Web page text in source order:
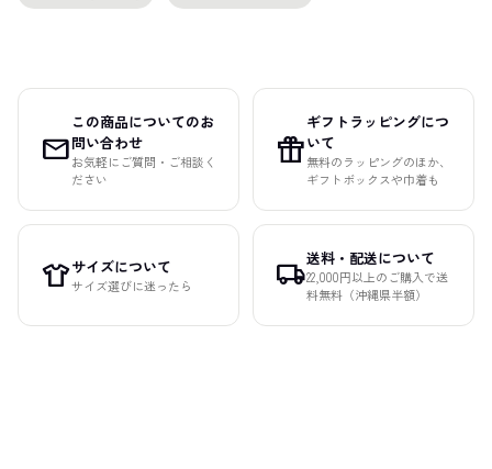
mail
この商品についてのお
問い合わせ
お気軽にご質問・ご相談く
ださい
featured_seasonal_and_gifts
ギフトラッピングにつ
いて
無料のラッピングのほか、
ギフトボックスや巾着も
apparelサイズについて
サイズ選びに迷ったら local_shipping送料・配送について
22,000円以上のご購入で送
料無料（沖縄県半額）